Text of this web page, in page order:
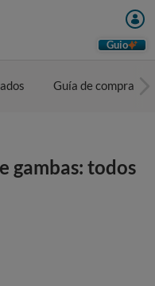
Guio
Guía de compra
gambas: todos